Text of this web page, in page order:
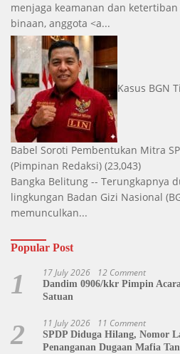
menjaga keamanan dan
binaan, anggota <a...
Kasus BGN
Babel Soroti Pembentukan Mitra
(Pimpinan Redaksi) (23,043)
Bangka Belitung -- Terungkapnya
lingkungan Badan Gizi Nasional
memunculkan...
Popular Post
1 17 July 2026 12 Comment
Dandim 0906/kkr Pimpin
Satuan
2 11 July 2026 11 Comment
SPDP Diduga Hilang, Nomor
Penanganan Dugaan Mafia